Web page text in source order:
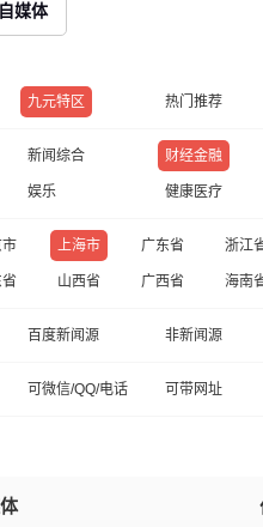
自媒体
九元特区 热门推荐
新闻综合 财经金融
娱乐 健康医疗
上海市 广东省 浙江
山西省 广西省 海南
百度新闻源 非新闻源
可微信/QQ/电话 可带网址